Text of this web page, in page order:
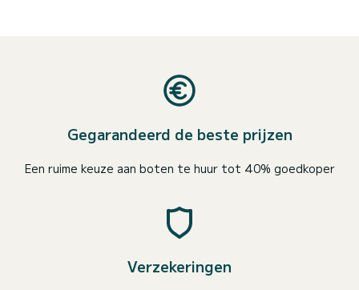
Gegarandeerd de beste prijzen
Een ruime keuze aan boten te huur tot 40% goedkoper
Verzekeringen